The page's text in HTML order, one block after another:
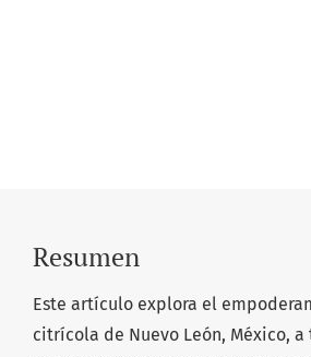
Resumen
Este artículo explora el
citrícola de Nuevo León, México,